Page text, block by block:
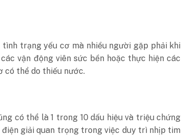
trạng yếu cơ mà nhiều người gặp phải khi
vận động viên sức bền hoặc thực hiện các
có thể do thiếu nước.
có thể là 1 trong 10 dấu hiệu và triệu chứng
giải quan trọng trong việc duy trì nhịp tim